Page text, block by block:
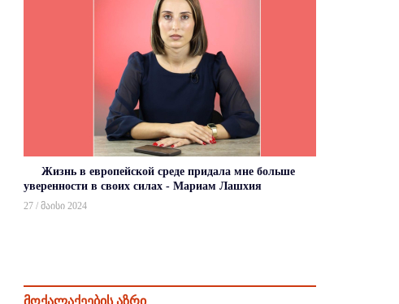
Жизнь в европейской среде придала мне больше
уверенности в своих силах - Мариам Лашхия
27 / მაისი 2024
მოქალაქეების აზრი